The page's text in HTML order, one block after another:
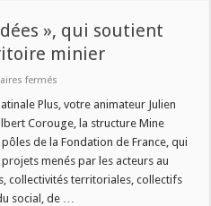
», qui soutient
minier
fermés
« Mine
d’Idées »,
qui
soutient
les
initiatives
en
territoire
minier
Plus, votre animateur Julien
Corouge, la structure Mine
de la Fondation de France, qui
menés par les acteurs au
collectivités territoriales, collectifs
social, de …